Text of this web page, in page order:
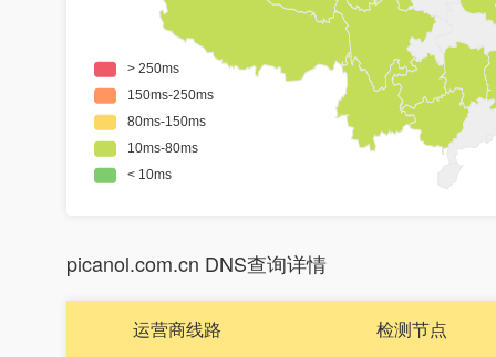
picanol.com.cn DNS查询详情
运营商线路 检测节点